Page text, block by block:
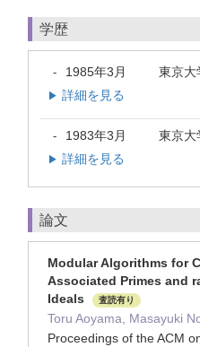
学歴
- 1985年3月 東京
▶ 詳細を見る
- 1983年3月 東京
▶ 詳細を見る
論文
Modular Algorithms for
Associated Primes and
Ideals
査読有り
Toru Aoyama, Masayuki
Proceedings of the ACM